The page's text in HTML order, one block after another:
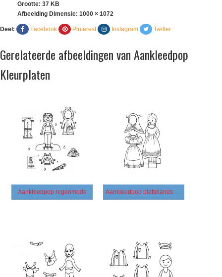
Grootte: 37 KB
Afbeelding Dimensie: 1000 × 1072
Deel: Facebook Pinterest Instagram Twitter
Gerelateerde afbeeldingen van Aankleedpop
Kleurplaten
Aankleedpop regenmode Aankleedpop plattelandsmeisje